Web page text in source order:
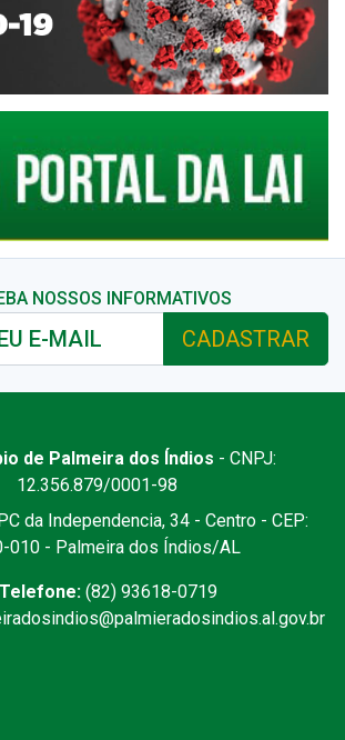
NOSSOS INFORMATIVOS
CADASTRAR
de Palmeira dos Índios - CNPJ:
12.356.879/0001-98
PC da Independencia, 34 - Centro - CEP:
010 - Palmeira dos Índios/AL
Telefone:(82) 93618-0719